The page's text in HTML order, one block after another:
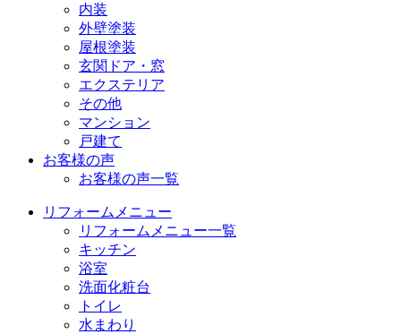
内装
外壁塗装
屋根塗装
玄関ドア・窓
エクステリア
その他
マンション
戸建て
お客様の声
お客様の声一覧
リフォームメニュー
リフォームメニュー一覧
キッチン
浴室
洗面化粧台
トイレ
水まわり